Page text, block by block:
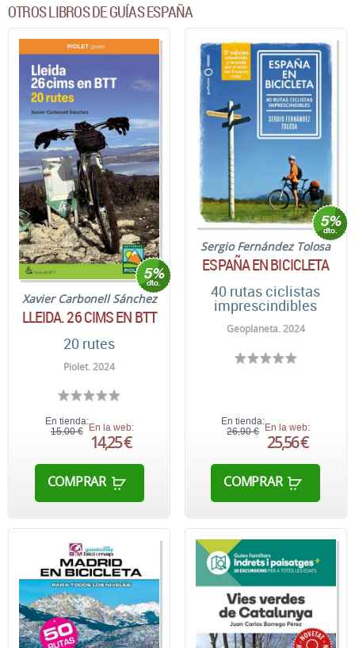
OTROS LIBROS DE GUÍAS ESPAÑA
Xavier Carbonell Sánchez
LLEIDA. 26 CIMS EN BTT
20 rutes
Piolet. 2024
En tienda:
15,00 € En la web:
14,25 €
COMPRAR
Sergio Fernández Tolosa
ESPAÑA EN BICICLETA
40 rutas ciclistas
imprescindibles
Geoplaneta. 2024
En tienda:
26,90 €
En la web:
25,56 €
COMPRAR